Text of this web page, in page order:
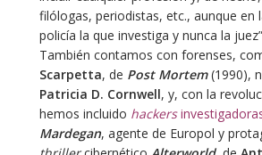
filólogas, periodistas, etc., aunque en
policía la que investiga y nunca la
También contamos con forenses,
Scarpetta, de Post Mortem(1990),
Patricia D. Cornwell, y, con la
hemos incluido hackers
Mardegan, agente de Europol y